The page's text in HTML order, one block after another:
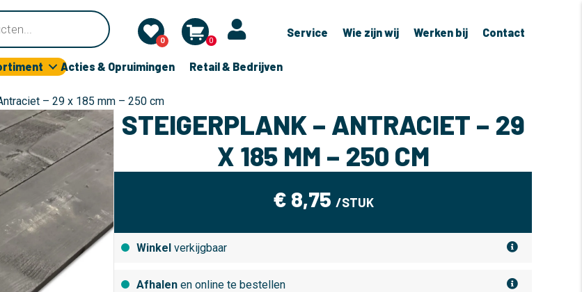
0 0
Service Wie zijn wij Werken bij Contact
Acties & Opruimingen Retail & Bedrijven
– 29 x 185 mm – 250 cm
STEIGERPLANK – ANTRACIET – 29
X 185 MM – 250 CM
€ 8,75 /STUK
Winkel verkijgbaar
Afhalen en online te bestellen